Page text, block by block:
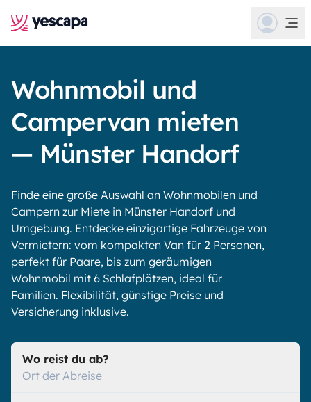
Wohnmobil und
Campervan mieten
— Münster Handorf
Finde eine große Auswahl an Wohnmobilen und
Campern zur Miete in Münster Handorf und
Umgebung. Entdecke einzigartige Fahrzeuge von
Vermietern: vom kompakten Van für 2 Personen,
perfekt für Paare, bis zum geräumigen
Wohnmobil mit 6 Schlafplätzen, ideal für
Familien. Flexibilität, günstige Preise und
Versicherung inklusive.
Wo reist du ab?
Ort der Abreise